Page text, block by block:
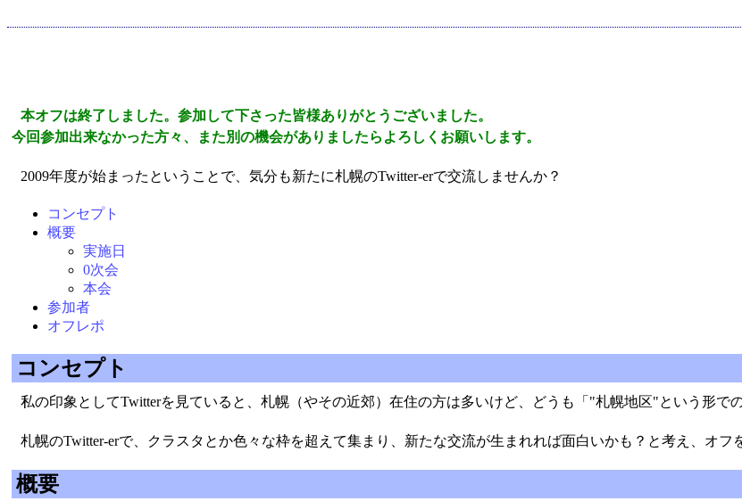
本オフは終了しました。参加して下さった皆様ありがとうございました。
今回参加出来なかった方々、また別の機会がありましたらよろしくお願いします。
2009年度が始まったということで、気分も新たに札幌のTwitter-erで交流しませんか？
コンセプト
概要
実施日
0次会
本会
参加者
オフレポ
コンセプト
私の印象としてTwitterを見ていると、札幌（やその近郊）在住の方は多いけど、どうも「"札幌地区"という形で
札幌のTwitter-erで、クラスタとか色々な枠を超えて集まり、新たな交流が生まれれば面白いかも？と考え、オフ
概要